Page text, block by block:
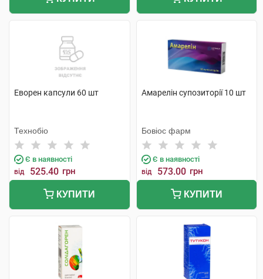
Еворен капсули 60 шт
Технобіо
Є в наявності
від 525.40 грн
КУПИТИ
Амарелін супозиторії 10 шт
Бовіос фарм
Є в наявності
від 573.00 грн
КУПИТИ